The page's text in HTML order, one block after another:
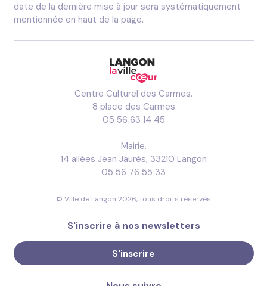
date de la dernière mise à jour sera systématiquement
mentionnée en haut de la page.
Centre Culturel des Carmes.
8 place des Carmes
05 56 63 14 45
Mairie.
14 allées Jean Jaurès, 33210 Langon
05 56 76 55 33
© Ville de Langon 2026, tous droits réservés
S'inscrire à nos newsletters
S'inscrire